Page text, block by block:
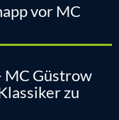
vor MC
MC Güstrow
zu